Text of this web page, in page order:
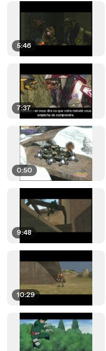
5:46
7:37
0:50
9:48
10:29